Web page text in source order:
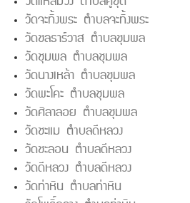
วัดจะทิ้งพระ ตำบลจะทิ้งพระ
วัดชลธาร์วาส ตำบลชุมพล
วัดชุมพล ตำบลชุมพล
วัดนางเหล้า ตำบลชุมพล
วัดพะโคะ ตำบลชุมพล
วัดศิลาลอย ตำบลชุมพล
วัดชะแม ตำบลดีหลวง
วัดชะลอน ตำบลดีหลวง
วัดดีหลวง ตำบลดีหลวง
วัดท่าหิน ตำบลท่าหิน